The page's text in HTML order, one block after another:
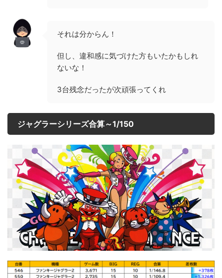
それは分からん！
但し、違和感に気づけた方もいたかもしれ
ないな！
3台残念だったが次頑張ってくれ
ジャグラーシリーズ合算～1/150